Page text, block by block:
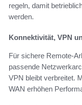
regeln, damit
werden.
Konnektivität, VPN
Für sichere Remote-
passende
VPN bleibt verbreitet.
WAN erhöhen